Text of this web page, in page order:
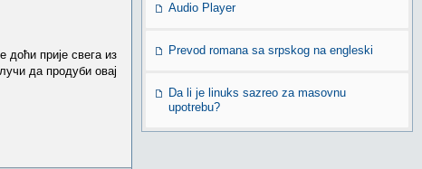
доћи прије свега из
да продуби овај
Audio Player
Prevod romana sa srpskog na engleski
Da li je linuks sazreo za masovnu
upotrebu?